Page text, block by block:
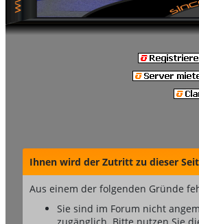
Ihnen wird der Zutritt zu dieser
Aus einem der folgenden Gründe
Sie sind im Forum nicht